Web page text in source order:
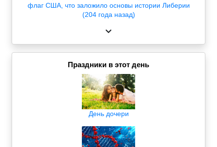
флаг США, что заложило основы истории Либерии
(204 года назад)
Праздники в этот день
День дочери